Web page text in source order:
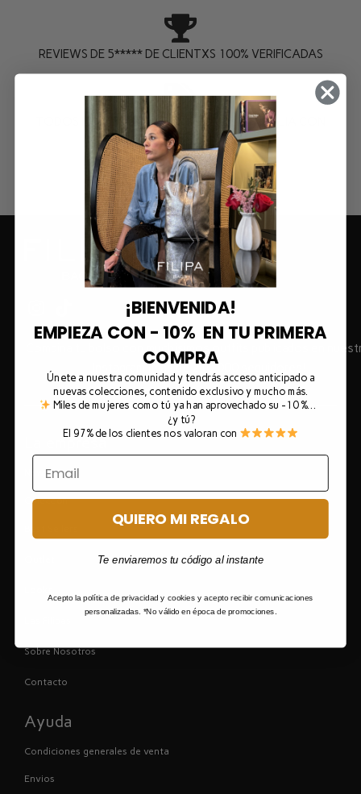
REVIEWS DE 5***** DE CLIENTXS 100% VERIFICADAS
TODOS NUESTROS FILIPAS SE HACEN EN ITALIA CON
PIELES 100% VACUNO
Combina tu bolso con muchísimos outfits publicados en
Instagram ¡Más de 210.000 seguidores!
La empresa
Colección
Sobre Nosotros
Contacto
Ayuda
Condiciones generales de venta
Envios
¡BIENVENIDA!
EMPIEZA CON - 10% EN TU PRIMERA
COMPRA
Únete a nuestra comunidad y tendrás acceso anticipado a
nuevas colecciones, contenido exclusivo y mucho más.
Miles de mujeres como tú ya han aprovechado su -10 %…
¿y tú?
El 97% de los clientes nos valoran con
QUIERO MI REGALO
Te enviaremos tu código al instante
Acepto la política de privacidad y cookies y acepto recibir comunicaciones
personalizadas. *No válido en época de promociones.